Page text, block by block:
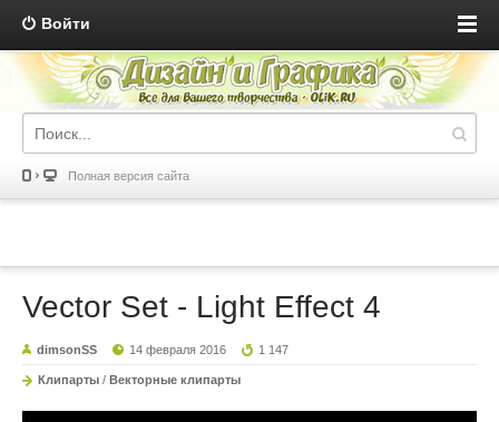
Войти
Полная версия сайта
Vector Set - Light Effect 4
dimsonSS 14 февраля 2016 1 147
Клипарты / Векторные клипарты